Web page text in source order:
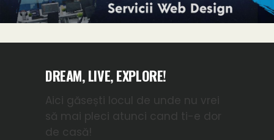
DREAM, LIVE, EXPLORE!
Aici găsești locul de unde nu vrei
să mai pleci atunci cand ti-e dor
de casă!